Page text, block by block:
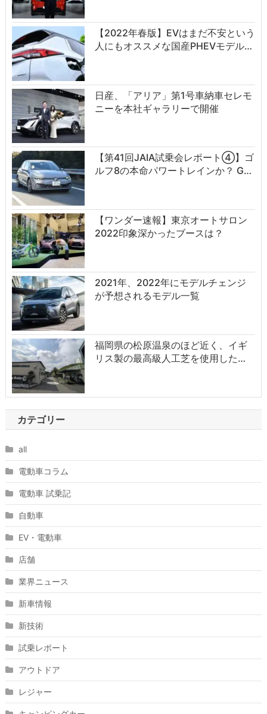
【2022年春版】EVはまだ不安という
人にもオススメな国産PHEVモデル…
日産、「アリア」第1号車納車セレモ
ニーを本社ギャラリーで開催
【第41回JAIA試乗会レポート④】ゴ
ルフ8の本命パワートレインか？ G…
【ワンダー速報】東京オートサロン
2022印象深かったブースは？
2021年、2022年にモデルチェンジ
が予想されるモデル一覧
福岡県の松原温泉のほど近く、イギ
リス製の最高級人工芝を使用した…
カテゴリー
all
電動車コラム
電動車 試乗記
自動車
EV・電動車
店舗
業界ニュース
新車情報
新技術
試乗レポート
アウトドア
レジャー